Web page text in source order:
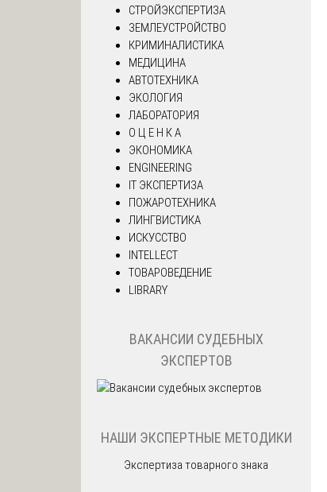
СТРОЙЭКСПЕРТИЗА
ЗЕМЛЕУСТРОЙСТВО
КРИМИНАЛИСТИКА
МЕДИЦИНА
АВТОТЕХНИКА
ЭКОЛОГИЯ
ЛАБОРАТОРИЯ
О Ц Е Н К А
ЭКОНОМИКА
ENGINEERING
IT ЭКСПЕРТИЗА
ПОЖАРОТЕХНИКА
ЛИНГВИСТИКА
ИСКУССТВО
INTELLECT
ТОВАРОВЕДЕНИЕ
LIBRARY
ВАКАНСИИ СУДЕБНЫХ
ЭКСПЕРТОВ
НАШИ ЭКСПЕРТНЫЕ МЕТОДИКИ
Экспертиза товарного знака